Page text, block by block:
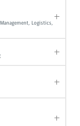
Logistics,